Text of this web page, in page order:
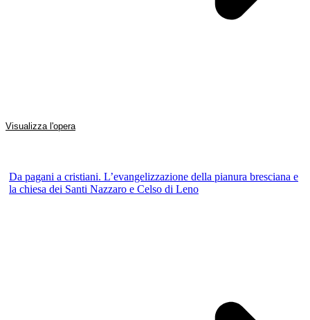
Visualizza l'opera
Da pagani a cristiani. L’evangelizzazione della pianura bresciana e
la chiesa dei Santi Nazzaro e Celso di Leno